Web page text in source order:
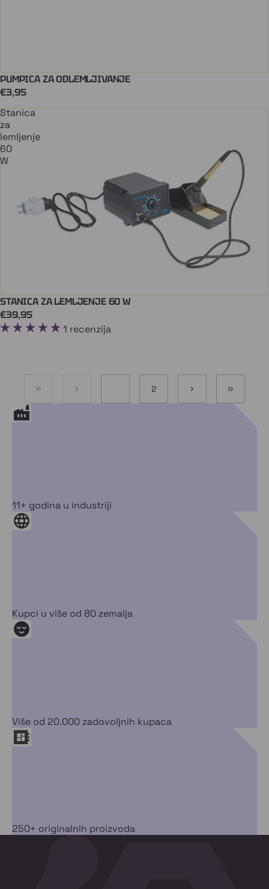
Stiže uskoro
PUMPICA ZA ODLEMLJIVANJE
€3,95
Stanica
za
lemljenje
60
W
Dodaj U Košaricu
STANICA ZA LEMLJENJE 60 W
€39,95
1 recenzija
2
11+ godina u industriji
Kupci u više od 80 zemalja
Više od 20.000 zadovoljnih kupaca
250+ originalnih proizvoda